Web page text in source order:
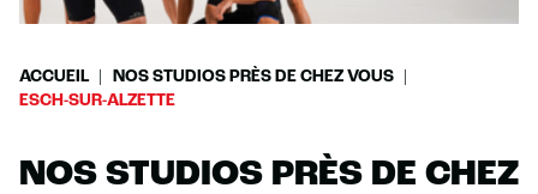
ACCUEIL
NOS STUDIOS PRÈS DE CHEZ VOUS
ESCH-SUR-ALZETTE
NOS STUDIOS PRÈS DE CHEZ